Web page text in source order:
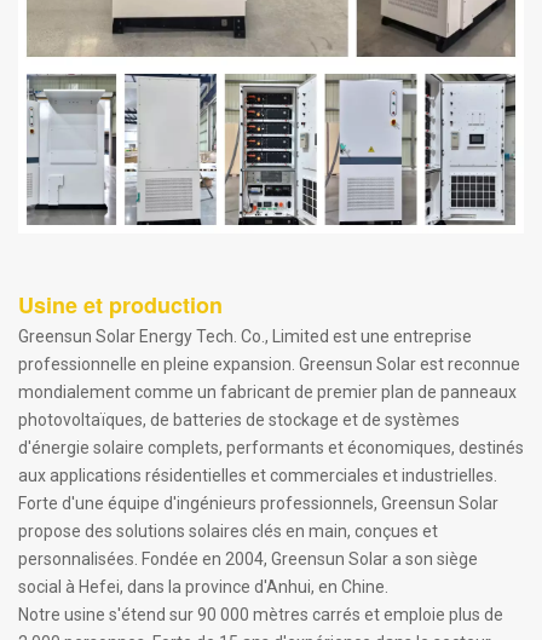
Usine et production
Greensun Solar Energy Tech. Co., Limited est une entreprise
professionnelle en pleine expansion. Greensun Solar est reconnue
mondialement comme un fabricant de premier plan de panneaux
photovoltaïques, de batteries de stockage et de systèmes
d'énergie solaire complets, performants et économiques, destinés
aux applications résidentielles et commerciales et industrielles.
Forte d'une équipe d'ingénieurs professionnels, Greensun Solar
propose des solutions solaires clés en main, conçues et
personnalisées. Fondée en 2004, Greensun Solar a son siège
social à Hefei, dans la province d'Anhui, en Chine.
Notre usine s'étend sur 90 000 mètres carrés et emploie plus de